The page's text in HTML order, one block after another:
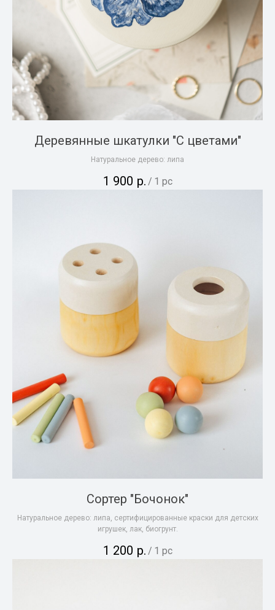
Деревянные шкатулки "С цветами"
Натуральное дерево: липа
1 900 р. / 1 pc
Сортер "Бочонок"
Натуральное дерево: липа, сертифицированные краски для детских
игрушек, лак, биогрунт.
1 200 р. / 1 pc